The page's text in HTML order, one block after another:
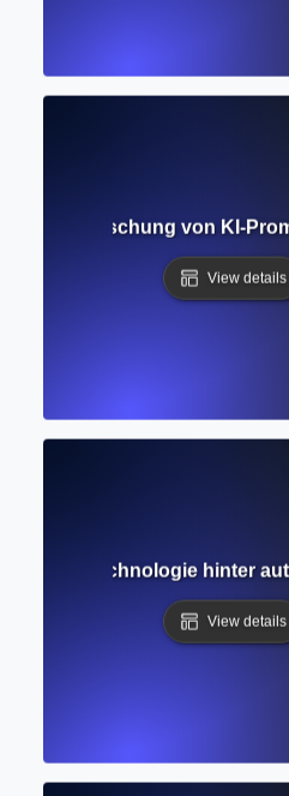
Beherrschung von KI-
View details
KI-Technologie hinter
View details